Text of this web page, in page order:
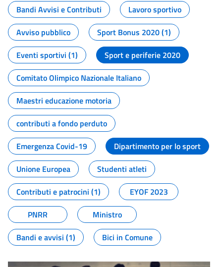
Bandi Avvisi e Contributi
Lavoro sportivo
Avviso pubblico
Sport Bonus 2020 (1)
Eventi sportivi (1)
Sport e periferie 2020
Comitato Olimpico Nazionale Italiano
Maestri educazione motoria
contributi a fondo perduto
Emergenza Covid-19
Dipartimento per lo sport
Unione Europea
Studenti atleti
Contributi e patrocini (1)
EYOF 2023
PNRR
Ministro
Bandi e avvisi (1)
Bici in Comune